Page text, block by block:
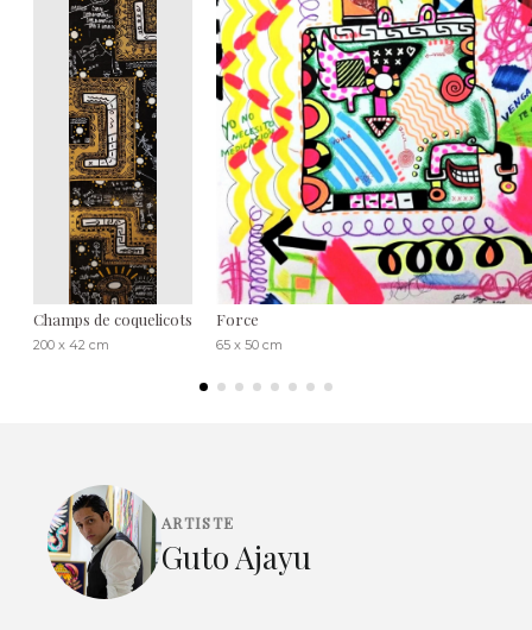
Champs de coquelicots
200 x 42 cm
Force
65 x 50 cm
ARTISTE
Guto Ajayu